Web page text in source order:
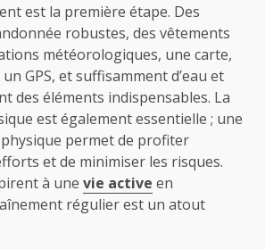
est la première étape. Des
robustes, des vêtements
météorologiques, une carte,
GPS, et suffisamment d’eau et
des éléments indispensables. La
est également essentielle ; une
permet de profiter
et de minimiser les risques.
à une vie active en
régulier est un atout